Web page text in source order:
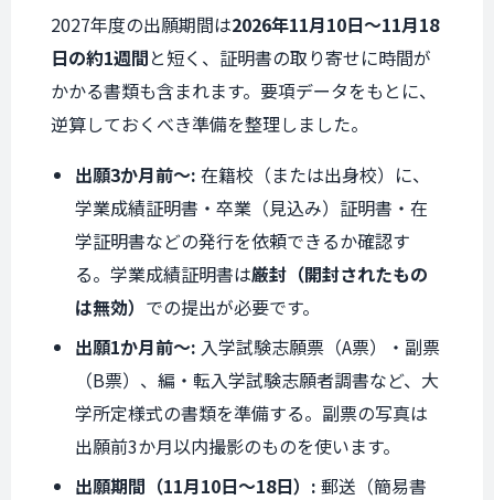
2027年度の出願期間は2026年11月10日〜11月18
日の約1週間と短く、証明書の取り寄せに時間が
かかる書類も含まれます。要項データをもとに、
逆算しておくべき準備を整理しました。
出願3か月前〜: 在籍校（または出身校）に、
学業成績証明書・卒業（見込み）証明書・在
学証明書などの発行を依頼できるか確認す
る。学業成績証明書は厳封（開封されたもの
は無効） での提出が必要です。
出願1か月前〜: 入学試験志願票（A票）・副票
（B票）、編・転入学試験志願者調書など、大
学所定様式の書類を準備する。副票の写真は
出願前3か月以内撮影のものを使います。
出願期間（11月10日〜18日）: 郵送（簡易書